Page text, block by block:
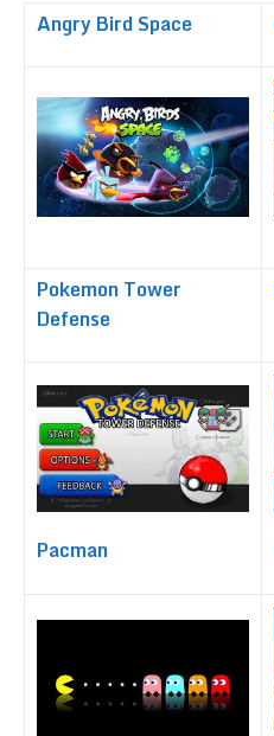
Angry Bird Space
Pokemon Tower
Defense
Pacman